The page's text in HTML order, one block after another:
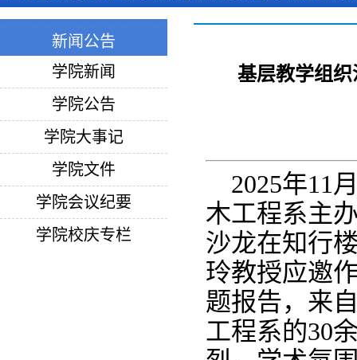
新闻公告
学院新闻
学院公告
学院大事记
学院文件
学院会议纪要
学院校庆专栏
基层教学组
2025年11
木工程系主
沙龙在知行
玲教授应邀
题报告，来
工程系的30